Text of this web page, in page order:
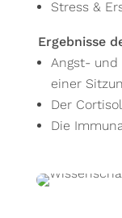
Stress &
Ergebnisse
Angst- und
einer
Der
Die